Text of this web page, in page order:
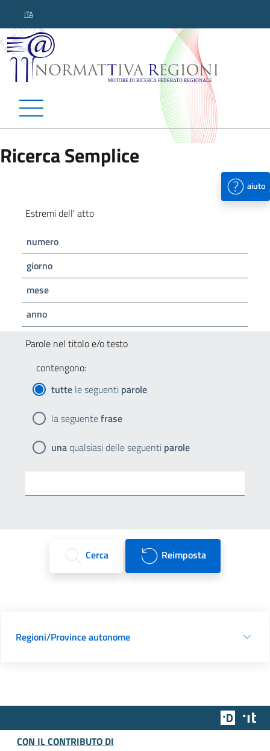
ITA
Normattiva Regioni -
Ricerca Semplice
aiuto
Estremi dell' atto
numero
giorno
mese
anno
Parole nel titolo e/o testo
contengono:
tutte le seguenti parole
la seguentefrase
unaqualsiasi delle seguenti parole
Cerca Reimposta
Regioni/Province autonome
Team
CON IL CONTRIBUTO DI